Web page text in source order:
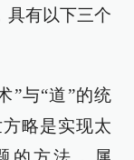
具有以下三个
”与“道”的统
略是实现太